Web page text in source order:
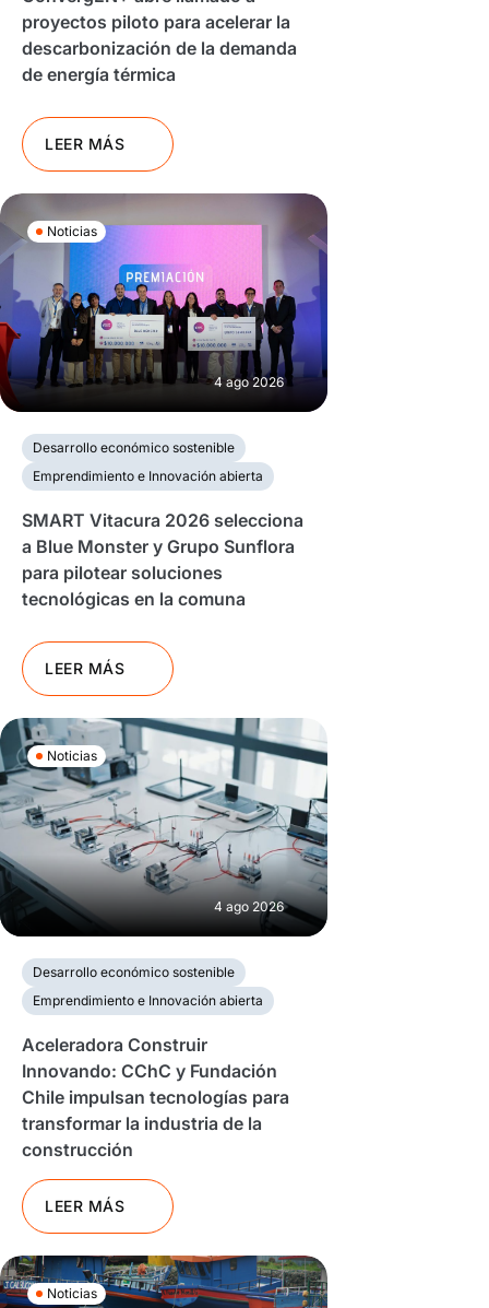
proyectos piloto para acelerar la
descarbonización de la demanda
de energía térmica
LEER MÁS
Noticias
4 ago 2026
Desarrollo económico sostenible
Emprendimiento e Innovación abierta
SMART Vitacura 2026 selecciona
a Blue Monster y Grupo Sunflora
para pilotear soluciones
tecnológicas en la comuna
LEER MÁS
Noticias
4 ago 2026
Desarrollo económico sostenible
Emprendimiento e Innovación abierta
Aceleradora Construir
Innovando: CChC y Fundación
Chile impulsan tecnologías para
transformar la industria de la
construcción
LEER MÁS
Noticias